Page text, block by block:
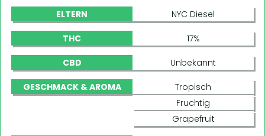
ELTERN NYC Diesel
THC 17%
CBD Unbekannt
GESCHMACK & AROMA
Tropisch
Fruchtig
Grapefruit